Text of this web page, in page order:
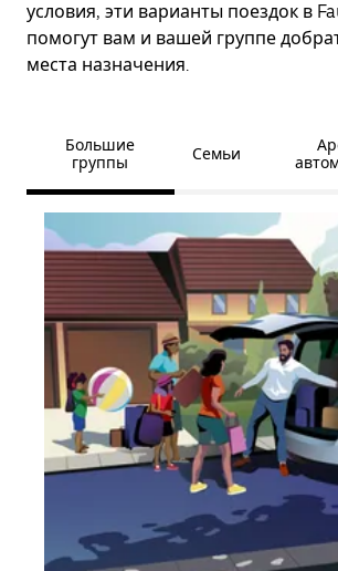
условия, эти варианты поездок в
помогут вам и вашей группе
места назначения.
Большие
группы
Семьи